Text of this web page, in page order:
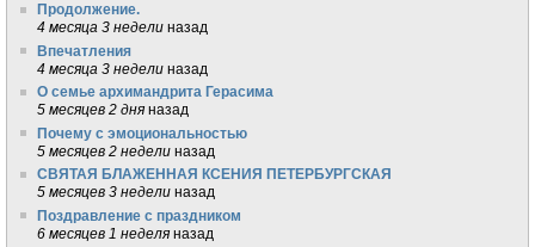
Продолжение.
4 месяца 3 недели назад
Впечатления
4 месяца 3 недели назад
О семье архимандрита Герасима
5 месяцев 2 дня назад
Почему с эмоциональностью
5 месяцев 2 недели назад
СВЯТАЯ БЛАЖЕННАЯ КСЕНИЯ ПЕТЕРБУРГСКАЯ
5 месяцев 3 недели назад
Поздравление с праздником
6 месяцев 1 неделя назад